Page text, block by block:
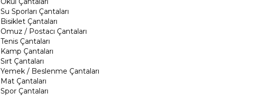
Su Sporları Çantaları
Bisiklet Çantaları
Omuz / Postacı Çantaları
Tenis Çantaları
Kamp Çantaları
Sırt Çantaları
Yemek / Beslenme Çantaları
Mat Çantaları
Spor Çantaları